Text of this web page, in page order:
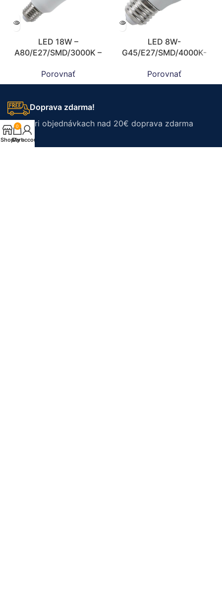
LED 18W –
A80/E27/SMD/3000K –
Porovnať
LED 8W-
G45/E27/SMD/4000K-
Porovnať
Doprava zdarma!
Pri objednávkach nad 20€ doprava zdarma
Shop
0
Cart
My account